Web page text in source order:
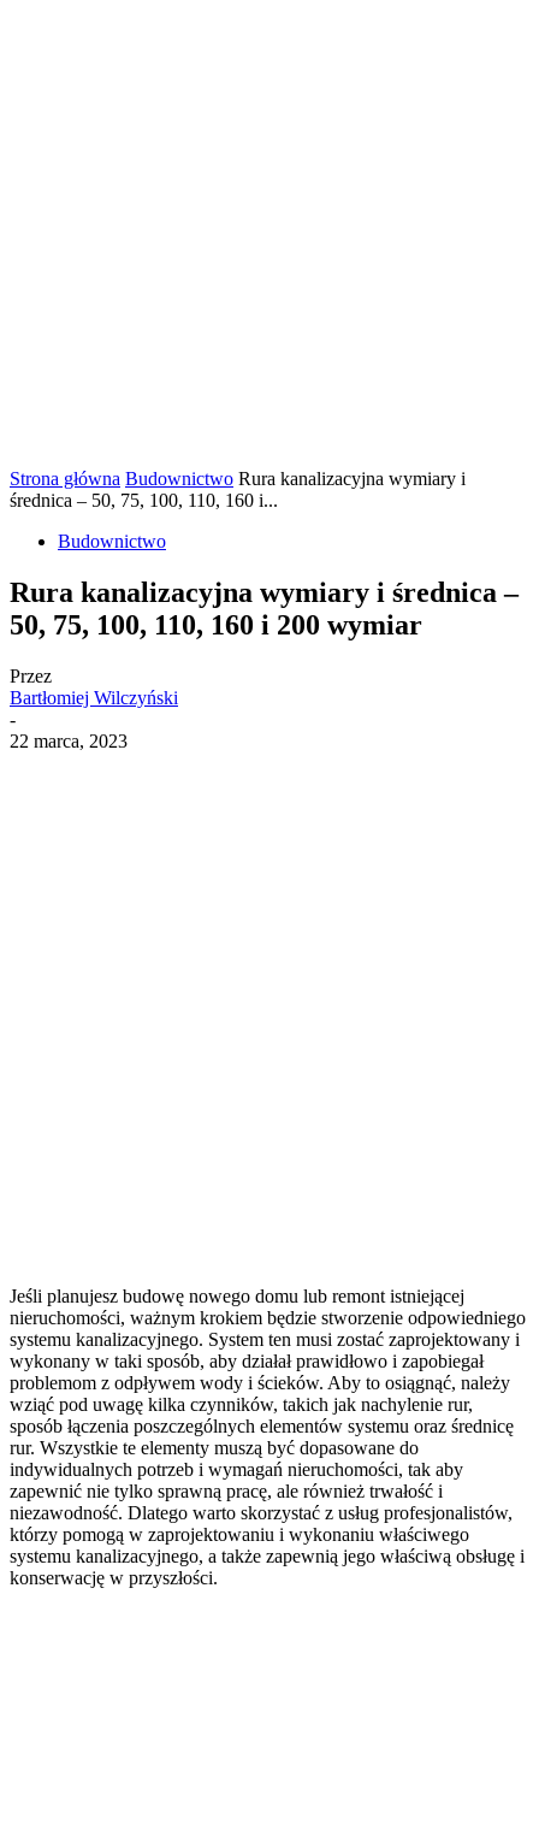
Strona główna Budownictwo Rura kanalizacyjna wymiary i
średnica – 50, 75, 100, 110, 160 i...
Budownictwo
Rura kanalizacyjna wymiary i średnica –
50, 75, 100, 110, 160 i 200 wymiar
Przez
Bartłomiej Wilczyński
-
22 marca, 2023
Jeśli planujesz budowę nowego domu lub remont istniejącej
nieruchomości, ważnym krokiem będzie stworzenie odpowiedniego
systemu kanalizacyjnego. System ten musi zostać zaprojektowany i
wykonany w taki sposób, aby działał prawidłowo i zapobiegał
problemom z odpływem wody i ścieków. Aby to osiągnąć, należy
wziąć pod uwagę kilka czynników, takich jak nachylenie rur,
sposób łączenia poszczególnych elementów systemu oraz średnicę
rur. Wszystkie te elementy muszą być dopasowane do
indywidualnych potrzeb i wymagań nieruchomości, tak aby
zapewnić nie tylko sprawną pracę, ale również trwałość i
niezawodność. Dlatego warto skorzystać z usług profesjonalistów,
którzy pomogą w zaprojektowaniu i wykonaniu właściwego
systemu kanalizacyjnego, a także zapewnią jego właściwą obsługę i
konserwację w przyszłości.